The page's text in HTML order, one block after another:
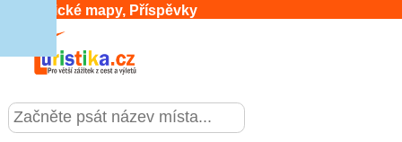
Turistické mapy, Příspěvky
CESTOVÁNÍ